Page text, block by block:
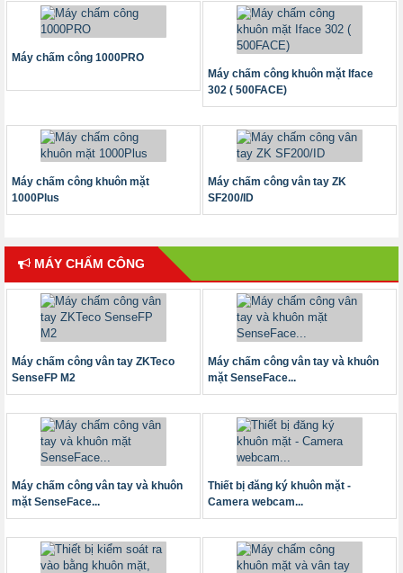
Máy chấm công 1000PRO
Máy chấm công khuôn mặt Iface
302 ( 500FACE)
Máy chấm công khuôn mặt
1000Plus
Máy chấm công vân tay ZK
SF200/ID
MÁY CHẤM CÔNG
Máy chấm công vân tay ZKTeco
SenseFP M2
Máy chấm công vân tay và khuôn
mặt SenseFace...
Máy chấm công vân tay và khuôn
mặt SenseFace...
Thiết bị đăng ký khuôn mặt -
Camera webcam...